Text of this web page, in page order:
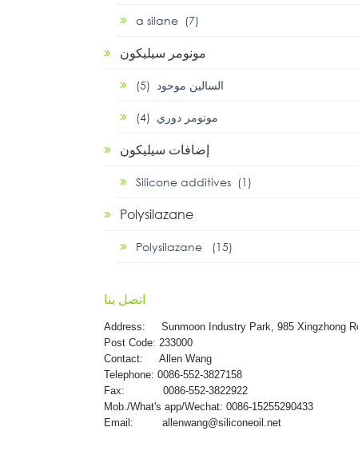
α silane (7)
مونومر سيليكون
السالين موحود (5)
مونومر دوري (4)
إضافات سيليكون
Silicone additives (1)
Polysilazane
Polysilazane (15)
اتصل بنا
Address: Sunmoon Industry Park, 985 Xingzhong
Post Code: 233000
Contact: Allen Wang
Telephone: 0086-552-3827158
Fax: 0086-552-3822922
Mob./What's app/Wechat: 0086-15255290433
Email: allenwang@siliconeoil.net